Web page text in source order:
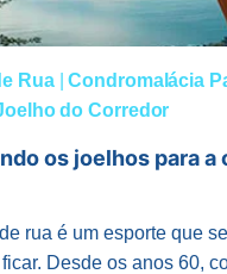
Rua|Condromalácia
do Corredor
os joelhos para a
rua é um esporte que
Desde os anos 60,